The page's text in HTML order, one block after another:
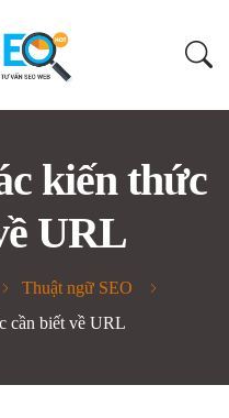
kiến thức
URL
Thuật ngữ SEO
cần biết về URL